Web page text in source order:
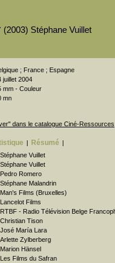
(2003) Stéphane Vuillet
; France ; Espagne
juillet 2004
mm - Couleur
mn
dans le catalogue Ciné-Ressources
| Résumé |
Stéphane Vuillet
Stéphane Vuillet
Pedro Romero
Stéphane Malandrin
Man's Films (Bruxelles)
Lancelot Films
RTBF - Radio Télévision Belge
Christian Tison
José María Lara
Arlette Zylberberg
Marion Hänsel
Les Films du Safran